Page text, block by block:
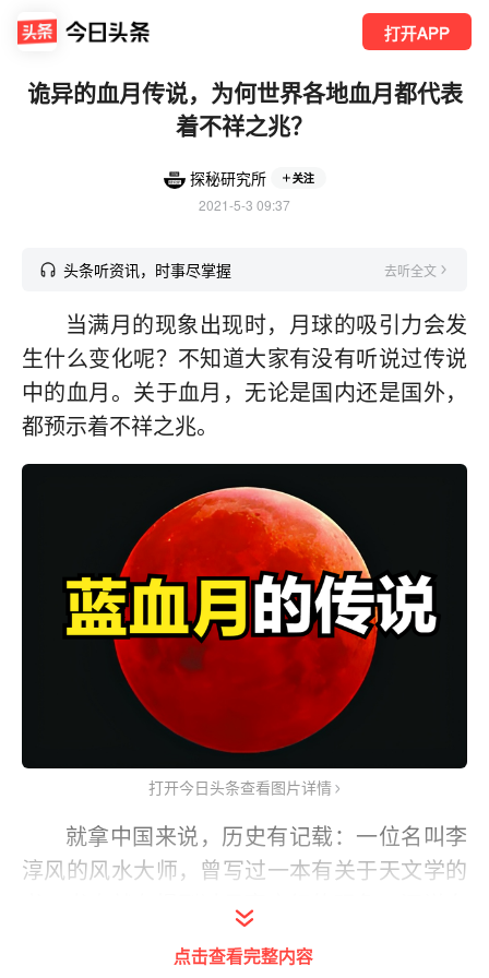
打开APP
诡异的血月传说，为何世界各地血月都代表
着不祥之兆？
探秘研究所 关注
2021-5-3 09:37
头条听资讯，时事尽掌握 去听全文
当满月的现象出现时，月球的吸引力会发
生什么变化呢？不知道大家有没有听说过传说
中的血月。关于血月，无论是国内还是国外，
都预示着不祥之兆。
打开今日头条查看图片详情
就拿中国来说，历史有记载：一位名叫李
淳风的风水大师，曾写过一本有关于天文学的
书。书中就有提到过月亮变红的现象，还说血
些记载，1644年的一个夜晚，天空的月亮正在
点击查看完整内容